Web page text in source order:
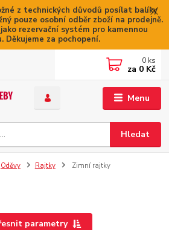
z technických důvodů posílat balíky
pouze osobní odběr zboží na prodejně.
rezervační systém pro kamennou
Děkujeme za pochopení.
Menu
Hledat
0 ks
za 0 Kč
Oděvy Rajtky Zimní rajtky
parametry